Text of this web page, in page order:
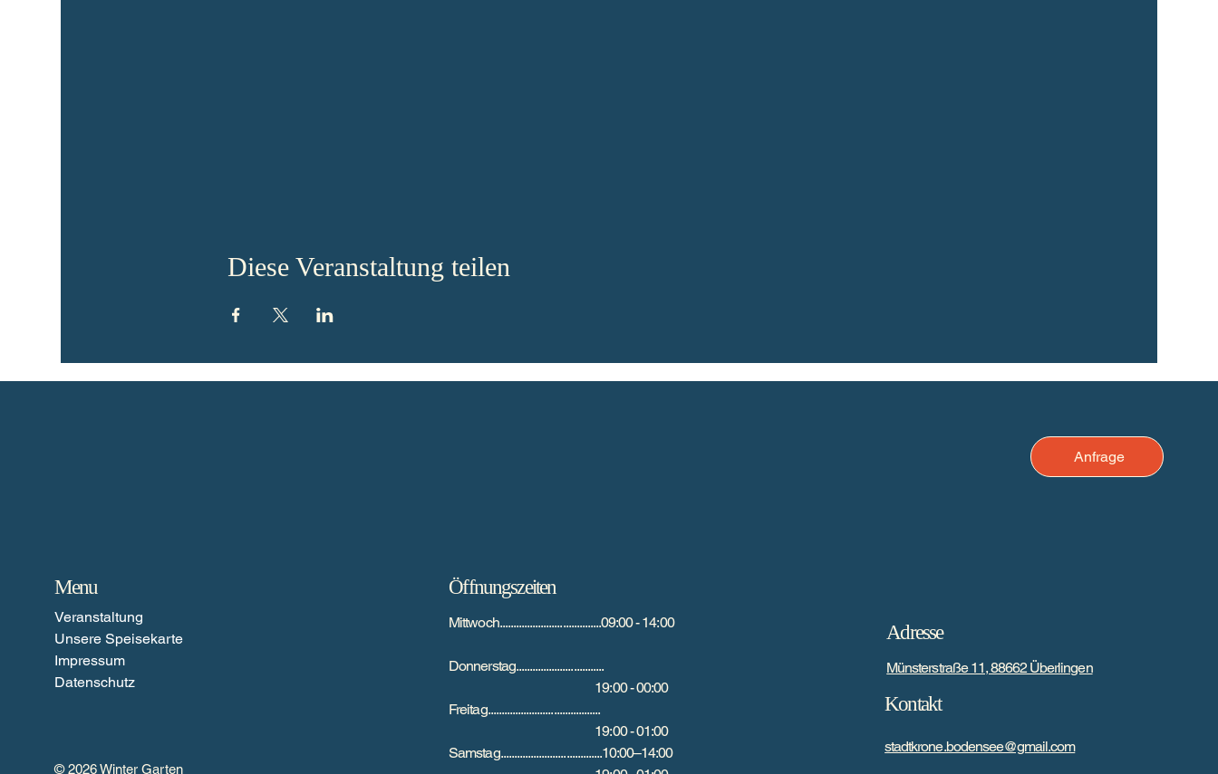
Diese Veranstaltung teilen
Anfrage
Menu
Veranstaltung
Unsere Speisekarte
Impressum
Datenschutz
© 2026 Winter Garten
Öffnungszeiten
Mittwoch.....................................09:00 - 14:00
Donnerstag................................
19:00 - 00:00
Freitag.........................................
19:00 - 01:00
Samstag.....................................10:00–14:00
Adresse
Münsterstraße 11, 88662 Überlingen
Kontakt
stadtkrone.bodensee@gmail.com